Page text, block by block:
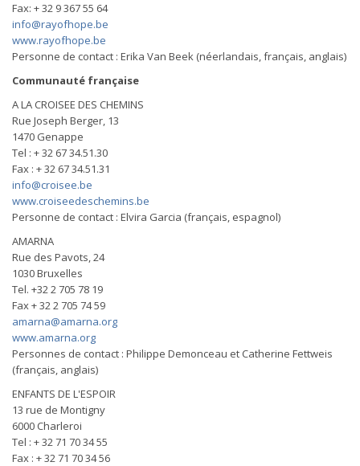
Fax: + 32 9 367 55 64
info@rayofhope.be
www.rayofhope.be
Personne de contact : Erika Van Beek (néerlandais, français, anglais)
Communauté française
A LA CROISEE DES CHEMINS
Rue Joseph Berger, 13
1470 Genappe
Tel : + 32 67 34.51.30
Fax : + 32 67 34.51.31
info@croisee.be
www.croiseedeschemins.be
Personne de contact : Elvira Garcia (français, espagnol)
AMARNA
Rue des Pavots, 24
1030 Bruxelles
Tel. +32 2 705 78 19
Fax + 32 2 705 74 59
amarna@amarna.org
www.amarna.org
Personnes de contact : Philippe Demonceau et Catherine Fettweis
(français, anglais)
ENFANTS DE L'ESPOIR
13 rue de Montigny
6000 Charleroi
Tel : + 32 71 70 34 55
Fax : + 32 71 70 34 56